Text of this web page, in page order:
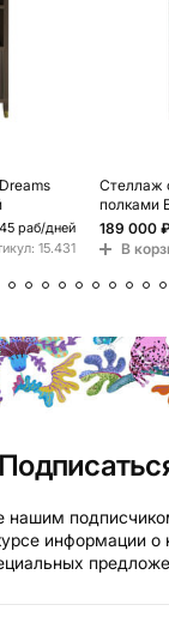
45 раб/дней
15.431
Стеллаж
полками
189 000
В
нашим
информации о